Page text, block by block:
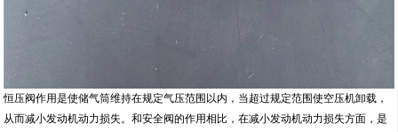
恒压阀作用是使储气筒维持在规定气压范围以内，当超过规定范围使空压机卸载，
从而减小发动机动力损失。和安全阀的作用相比，在减小发动机动力损失方面，是